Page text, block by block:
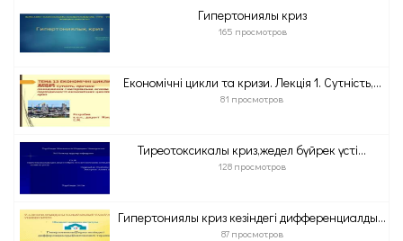
Гипертониялық криз
165 просмотров
Економічні цикли та кризи. Лекція 1. Сутність,...
81 просмотров
Тиреотоксикалық криз,жедел бүйрек үсті...
128 просмотров
Гипертониялық криз кезіндегі дифференциалдық...
87 просмотров